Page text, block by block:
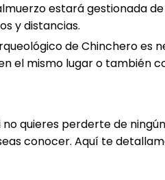
estará gestionada
y distancias.
de Chinchero es
el mismo lugar o también
quieres perderte de
conocer. Aquí te